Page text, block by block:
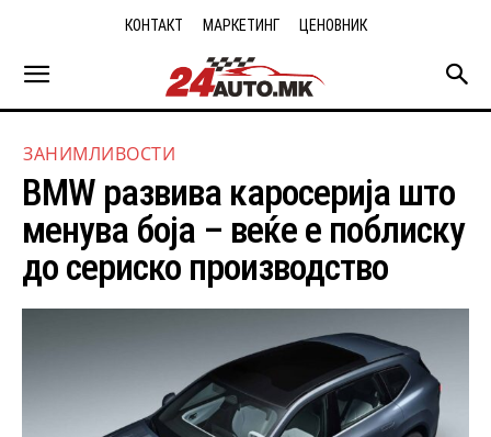
КОНТАКТ МАРКЕТИНГ ЦЕНОВНИК
ЗАНИМЛИВОСТИ
BMW развива каросерија што
менува боја – веќе е поблиску
до сериско производство